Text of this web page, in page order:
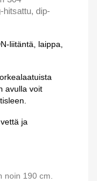
hitsattu, dip-
liitäntä, laippa,
avulla voit
ja
noin 190 cm.